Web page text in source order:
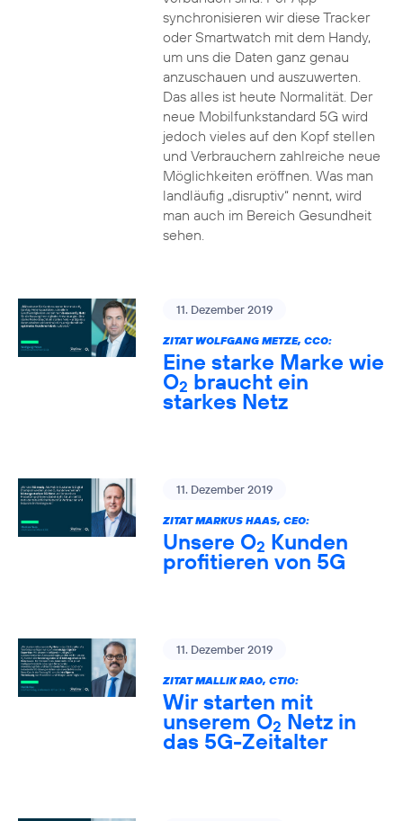
synchronisieren wir diese Tracker
oder Smartwatch mit dem Handy,
um uns die Daten ganz genau
anzuschauen und auszuwerten.
Das alles ist heute Normalität. Der
neue Mobilfunkstandard 5G wird
jedoch vieles auf den Kopf stellen
und Verbrauchern zahlreiche neue
Möglichkeiten eröffnen. Was man
landläufig „disruptiv“ nennt, wird
man auch im Bereich Gesundheit
sehen.
11. Dezember 2019
ZITAT WOLFGANG METZE, CCO:
Eine starke Marke wie
O2 braucht ein
starkes Netz
11. Dezember 2019
ZITAT MARKUS HAAS, CEO:
Unsere O2 Kunden
profitieren von 5G
11. Dezember 2019
ZITAT MALLIK RAO, CTIO:
Wir starten mit
unserem O2 Netz in
das 5G-Zeitalter